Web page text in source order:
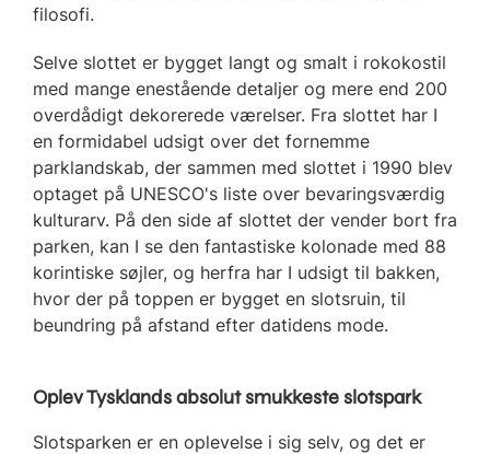
filosofi.
Selve slottet er bygget langt og smalt i rokokostil
med mange enestående detaljer og mere end 200
overdådigt dekorerede værelser. Fra slottet har I
en formidabel udsigt over det fornemme
parklandskab, der sammen med slottet i 1990 blev
optaget på UNESCO's liste over bevaringsværdig
kulturarv. På den side af slottet der vender bort fra
parken, kan I se den fantastiske kolonade med 88
korintiske søjler, og herfra har I udsigt til bakken,
hvor der på toppen er bygget en slotsruin, til
beundring på afstand efter datidens mode.
Oplev Tysklands absolut smukkeste slotspark
Slotsparken er en oplevelse i sig selv, og det er